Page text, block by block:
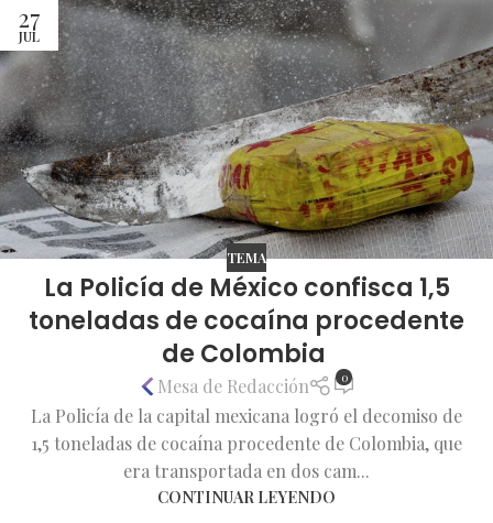
27
JUL
TEMA
La Policía de México confisca 1,5
toneladas de cocaína procedente
de Colombia
Mesa de Redacción 0
La Policía de la capital mexicana logró el decomiso de
1,5 toneladas de cocaína procedente de Colombia, que
era transportada en dos cam...
CONTINUAR LEYENDO